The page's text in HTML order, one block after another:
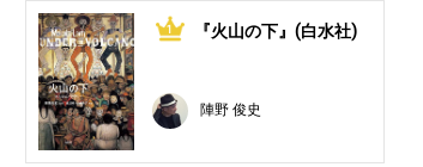
1 『火山の下』(白水社)
陣野 俊史